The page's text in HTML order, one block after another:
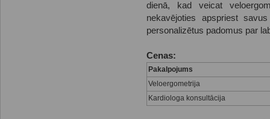
dienā, kad veicat
nekavējoties apspriest
personalizētus padomus par
Cenas:
Pakalpojums
Veloergometrija
Kardiologa konsultācija